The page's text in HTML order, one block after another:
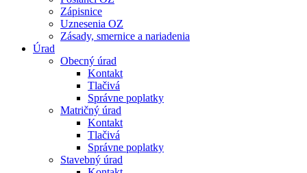
Zápisnice
Uznesenia OZ
Zásady, smernice a nariadenia
Úrad
Obecný úrad
Kontakt
Tlačivá
Správne poplatky
Matričný úrad
Kontakt
Tlačivá
Správne poplatky
Stavebný úrad